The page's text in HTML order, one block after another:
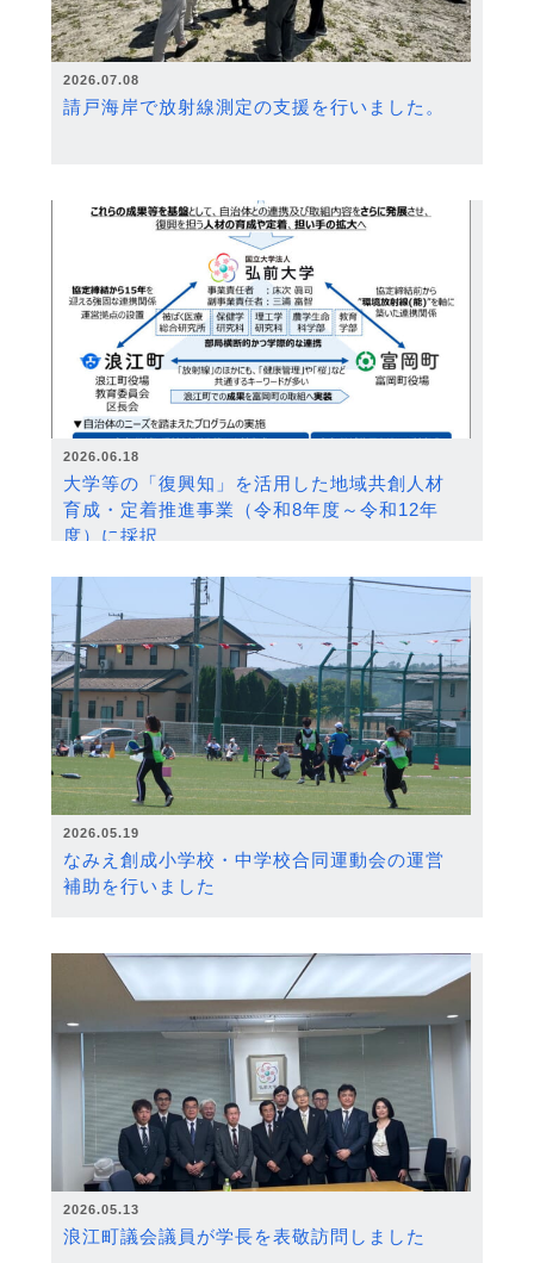
2026.07.08
請戸海岸で放射線測定の支援を行いました。
2026.06.18
大学等の「復興知」を活用した地域共創人材
育成・定着推進事業（令和8年度～令和12年
度）に採択
2026.05.19
なみえ創成小学校・中学校合同運動会の運営
補助を行いました
2026.05.13
浪江町議会議員が学長を表敬訪問しました